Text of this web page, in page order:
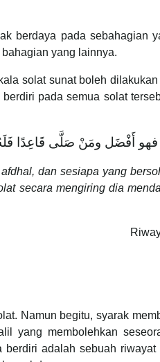
berdaya pada sebahagian
yang lainnya.
solat sunat boleh
pada semua solat
أَفْضَل ومَنْ صَلَّى قَاعِدًا
dan sesiapa yang
secara mengiring dia
Namun begitu, syarak
yang membolehkan
adalah sebuah riwayat